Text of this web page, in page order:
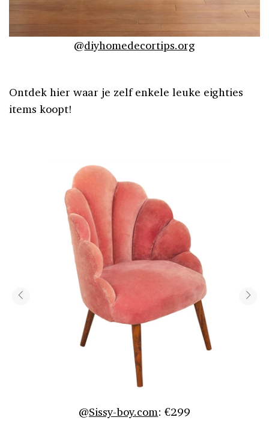
@diyhomedecortips.org
Ontdek hier waar je zelf enkele leuke eighties
items koopt!
@Sissy-boy.com: €299